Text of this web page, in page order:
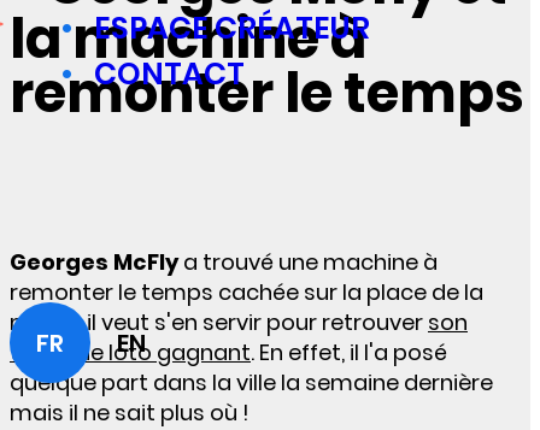
ESPACE CRÉATEUR
CONTACT
FR EN
la machine à
remonter le temps
Georges McFlya trouvé une machine à
remonter le temps cachée sur la place de la
mairie, il veut s'en servir pour retrouver son
ticket de loto gagnant. En effet, il l'a posé
quelque part dans la ville la semaine dernière
mais il ne sait plus où !